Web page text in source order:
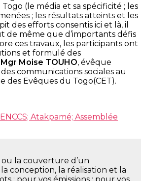
(le média et sa spécificité ; les
; les résultats atteints et les
des efforts consentis ici et là, il
de même que d’importants défis
ces travaux, les participants ont
et formulé des
Mgr Moise TOUHO, évêque
communications sociales au
des Evêques du Togo(CET).
Atakpamé; Assemblée
la couverture d’un
conception, la réalisation et la